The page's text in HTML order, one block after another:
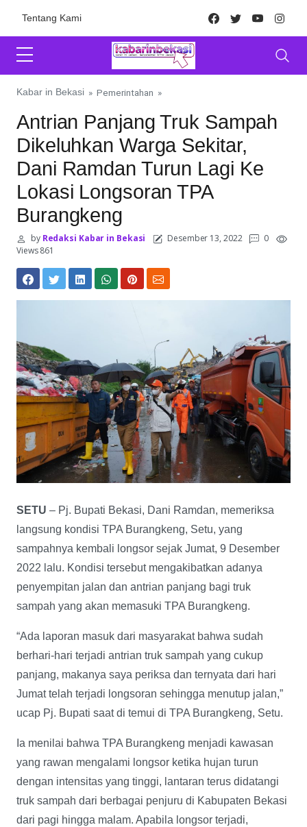
Tentang Kami Facebook
TwitterYoutube
Kabar in Bekasi » Pemerintahan »
Antrian Panjang Truk Sampah
Dikeluhkan Warga Sekitar,
Dani Ramdan Turun Lagi Ke
Lokasi Longsoran TPA
Burangkeng
byRedaksi Kabar in Bekasi Desember 13, 2022
0
Views 861
SETU – Pj. Bupati Bekasi, Dani Ramdan, memeriksa
langsung kondisi TPA Burangkeng, Setu, yang
sampahnya kembali longsor sejak Jumat, 9 Desember
2022 lalu. Kondisi tersebut mengakibatkan adanya
penyempitan jalan dan antrian panjang bagi truk
sampah yang akan memasuki TPA Burangkeng.
“Ada laporan masuk dari masyarakat bahwa sudah
berhari-hari terjadi antrian truk sampah yang cukup
panjang, makanya saya periksa dan ternyata dari hari
Jumat telah terjadi longsoran sehingga menutup jalan,”
ucap Pj. Bupati saat di temui di TPA Burangkeng, Setu.
Ia menilai bahwa TPA Burangkeng menjadi kawasan
yang rawan mengalami longsor ketika hujan turun
dengan intensitas yang tinggi, lantaran terus didatangi
truk sampah dari berbagai penjuru di Kabupaten Bekasi
dari pagi hingga malam. Apabila longsor terjadi,